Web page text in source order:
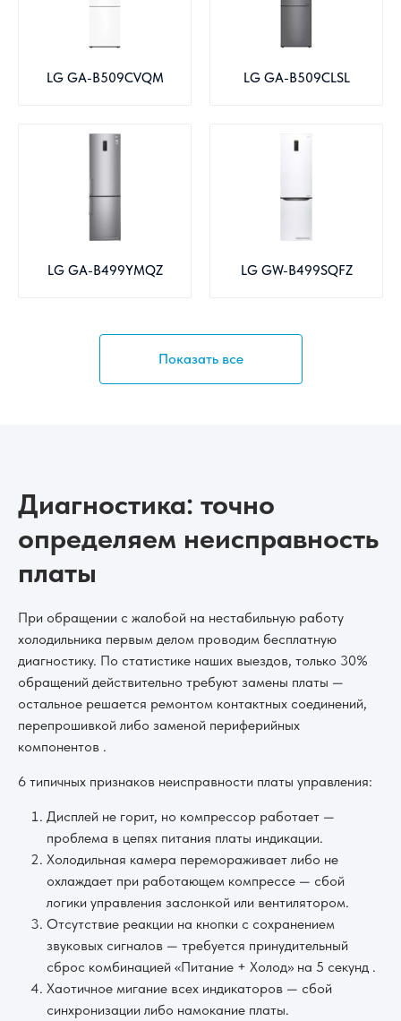
LG GA-B509CVQM LG GA-B509CLSL
LG GA-B499YMQZ LG GW-B499SQFZ
Показать все
Диагностика: точно
определяем неисправность
платы
При обращении с жалобой на нестабильную работу
холодильника первым делом проводим бесплатную
диагностику. По статистике наших выездов, только 30%
обращений действительно требуют замены платы —
остальное решается ремонтом контактных соединений,
перепрошивкой либо заменой периферийных
компонентов .
6 типичных признаков неисправности платы управления:
Дисплей не горит, но компрессор работает —
проблема в цепях питания платы индикации.
Холодильная камера перемораживает либо не
охлаждает при работающем компрессе — сбой
логики управления заслонкой или вентилятором.
Отсутствие реакции на кнопки с сохранением
звуковых сигналов — требуется принудительный
сброс комбинацией «Питание + Холод» на 5 секунд .
Хаотичное мигание всех индикаторов — сбой
синхронизации либо намокание платы.